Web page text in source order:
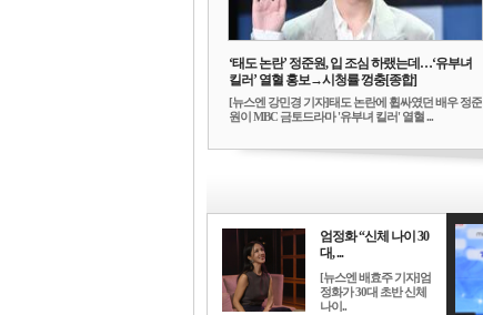
‘태도 논란’ 정준원, 입 조심 하랬는데…‘유부녀
킬러’ 열혈 홍보→시청률 껑충[종합]
[뉴스엔 강민경 기자]태도 논란에 휩싸였던 배우 정준
원이 MBC 금토드라마 '유부녀 킬러' 열혈 ...
엄정화 “신체 나이 30
대, ...
[뉴스엔 배효주 기자]엄
정화가 30대 초반 신체
나이..